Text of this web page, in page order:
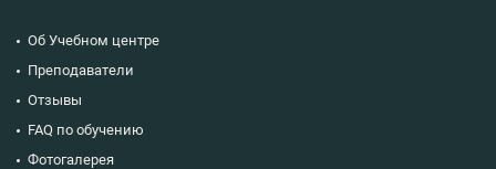
Об Учебном центре
Преподаватели
Отзывы
FAQ по обучению
Фотогалерея